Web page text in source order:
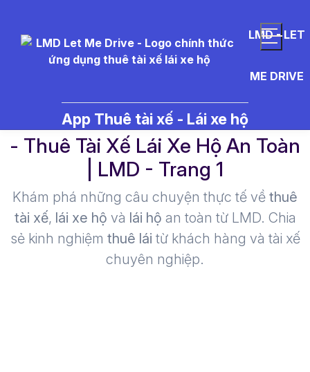
LMD - LET
ME DRIVE
App Thuê tài xế - Lái xe hộ
- Thuê Tài Xế Lái Xe Hộ An Toàn
| LMD - Trang 1​
Khám phá những câu chuyện thực tế về thuê
tài xế, lái xe hộ và lái hộ an toàn từ LMD. Chia
sẻ kinh nghiệm thuê lái từ khách hàng và tài xế
chuyên nghiệp.